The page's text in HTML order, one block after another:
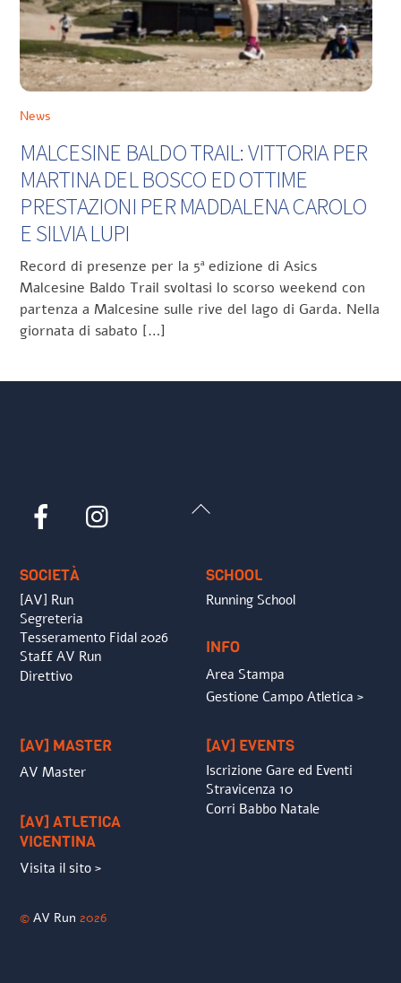
News
MALCESINE BALDO TRAIL: VITTORIA PER
MARTINA DEL BOSCO ED OTTIME
PRESTAZIONI PER MADDALENA CAROLO
E SILVIA LUPI
Record di presenze per la 5ª edizione di Asics
Malcesine Baldo Trail svoltasi lo scorso weekend con
partenza a Malcesine sulle rive del lago di Garda. Nella
giornata di sabato […]
Back
Facebook
SOCIETÀ
[AV] Run
Segreteria
Tesseramento Fidal 2026
Staff AV Run
Direttivo
SCHOOL
Running School
INFO
Area Stampa
Gestione Campo Atletica >
[AV] MASTER
AV Master
[AV] ATLETICA
VICENTINA
Visita il sito >
[AV] EVENTS
Iscrizione Gare ed Eventi
Stravicenza 10
Corri Babbo Natale
©AV Run 2026